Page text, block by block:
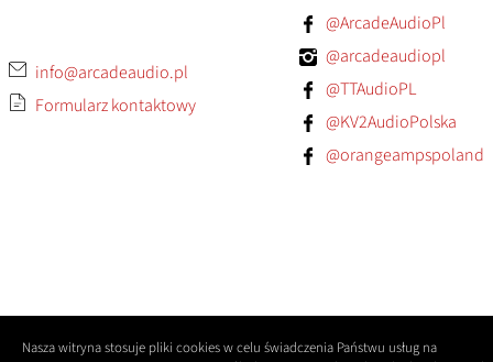
info@arcadeaudio.pl
Formularz kontaktowy
@ArcadeAudioPl
@arcadeaudiopl
@TTAudioPL
@KV2AudioPolska
@orangeampspoland
Nasza witryna stosuje pliki cookies w celu świadczenia Państwu usług na